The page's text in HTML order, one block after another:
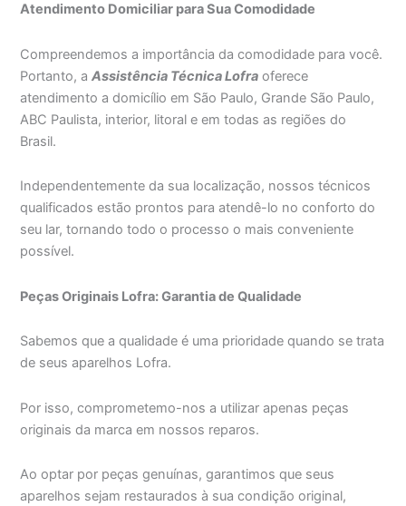
Atendimento Domiciliar para Sua Comodidade
Compreendemos a importância da comodidade para você.
Portanto, aAssistência Técnica Lofra oferece
atendimento a domicílio em São Paulo, Grande São Paulo,
ABC Paulista, interior, litoral e em todas as regiões do
Brasil.
Independentemente da sua localização, nossos técnicos
qualificados estão prontos para atendê-lo no conforto do
seu lar, tornando todo o processo o mais conveniente
possível.
Peças Originais Lofra: Garantia de Qualidade
Sabemos que a qualidade é uma prioridade quando se trata
de seus aparelhos Lofra.
Por isso, comprometemo-nos a utilizar apenas peças
originais da marca em nossos reparos.
Ao optar por peças genuínas, garantimos que seus
aparelhos sejam restaurados à sua condição original,